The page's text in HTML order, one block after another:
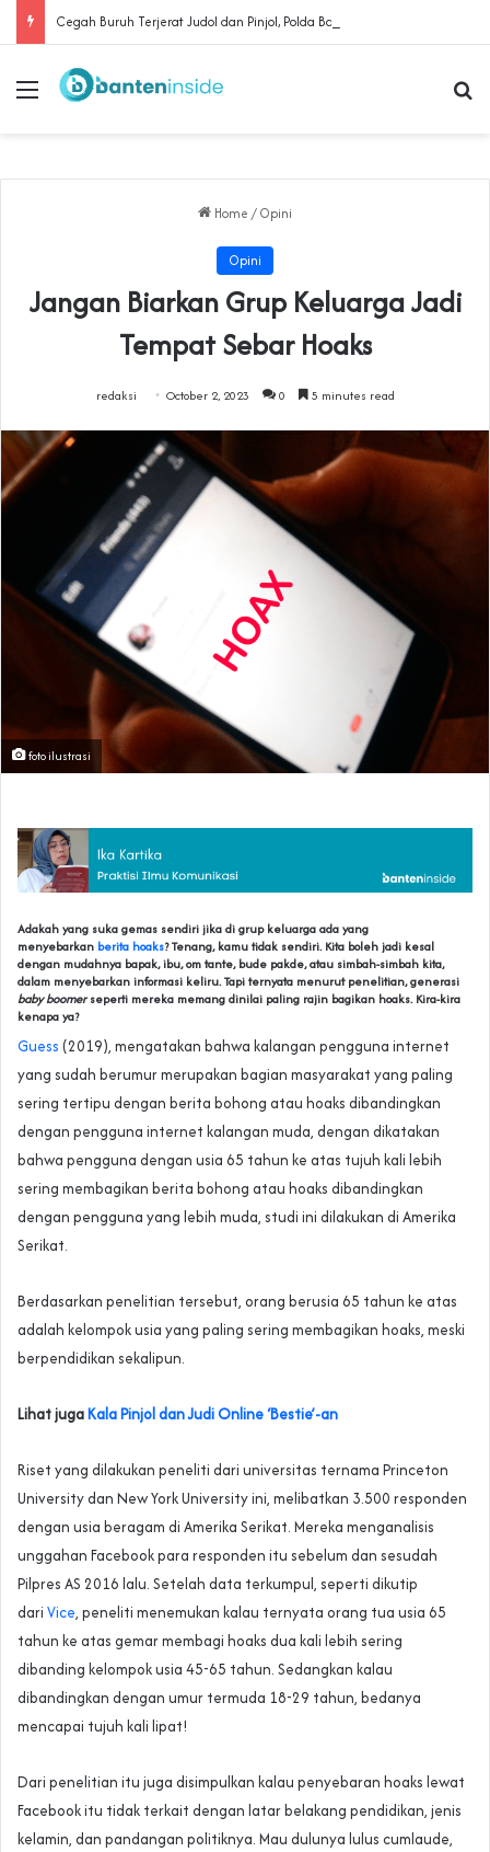
Menu
Home / Opini
Opini
Jangan Biarkan Grup Keluarga Jadi
Tempat Sebar Hoaks
redaksi October 2, 2023 0 5 minutes read
foto ilustrasi
Adakah yang suka gemas sendiri jika di grup keluarga ada yang
menyebarkan berita hoaks? Tenang, kamu tidak sendiri. Kita boleh jadi kesal
dengan mudahnya bapak, ibu, om tante, bude pakde, atau simbah-simbah kita,
dalam menyebarkan informasi keliru. Tapi ternyata menurut penelitian, generasi
baby boomerseperti mereka memang dinilai paling rajin bagikan hoaks. Kira-kira
kenapa ya?
Guess (2019), mengatakan bahwa kalangan pengguna internet
yang sudah berumur merupakan bagian masyarakat yang paling
sering tertipu dengan berita bohong atau hoaks dibandingkan
dengan pengguna internet kalangan muda, dengan dikatakan
bahwa pengguna dengan usia 65 tahun ke atas tujuh kali lebih
sering membagikan berita bohong atau hoaks dibandingkan
dengan pengguna yang lebih muda, studi ini dilakukan di Amerika
Serikat.
Berdasarkan penelitian tersebut, orang berusia 65 tahun ke atas
adalah kelompok usia yang paling sering membagikan hoaks, meski
berpendidikan sekalipun.
Lihat jugaKala Pinjol dan Judi Online ‘Bestie’-an
Riset yang dilakukan peneliti dari universitas ternama Princeton
University dan New York University ini, melibatkan 3.500 responden
dengan usia beragam di Amerika Serikat. Mereka menganalisis
unggahan Facebook para responden itu sebelum dan sesudah
Pilpres AS 2016 lalu. Setelah data terkumpul, seperti dikutip
dari Vice, peneliti menemukan kalau ternyata orang tua usia 65
tahun ke atas gemar membagi hoaks dua kali lebih sering
dibanding kelompok usia 45-65 tahun. Sedangkan kalau
dibandingkan dengan umur termuda 18-29 tahun, bedanya
mencapai tujuh kali lipat!
Dari penelitian itu juga disimpulkan kalau penyebaran hoaks lewat
Facebook itu tidak terkait dengan latar belakang pendidikan, jenis
kelamin, dan pandangan politiknya. Mau dulunya lulus cumlaude,